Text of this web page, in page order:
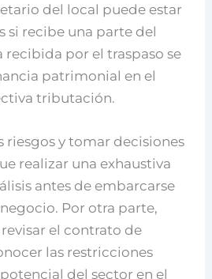
del local puede estar
si recibe una parte del
recibida por el traspaso se
patrimonial en el
tributación.
riesgos y tomar decisiones
realizar una exhaustiva
antes de embarcarse
Por otra parte,
el contrato de
las restricciones
del sector en el